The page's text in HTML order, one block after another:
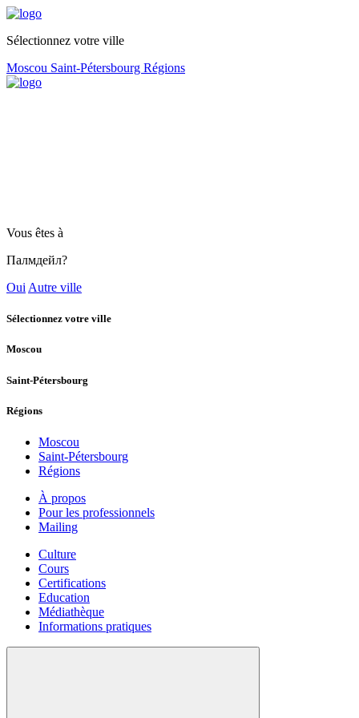
Sélectionnez votre ville
Moscou Saint-Pétersbourg Régions
Vous êtes à
Палмдейл?
Oui Autre ville
Sélectionnez votre ville
Moscou
Saint-Pétersbourg
Régions
Moscou
Saint-Pétersbourg
Régions
À propos
Pour les professionnels
Mailing
Culture
Cours
Certifications
Education
Médiathèque
Informations pratiques